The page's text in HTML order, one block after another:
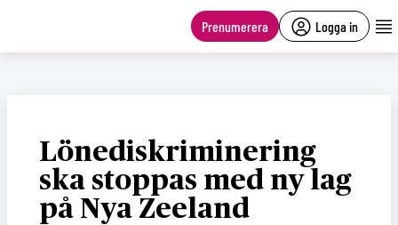
Prenumerera Logga in
Lönediskriminering
ska stoppas med ny lag
på Nya Zeeland